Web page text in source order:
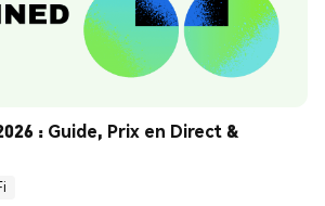
: Guide, Prix en Direct &